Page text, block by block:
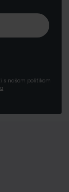
s našom politikom